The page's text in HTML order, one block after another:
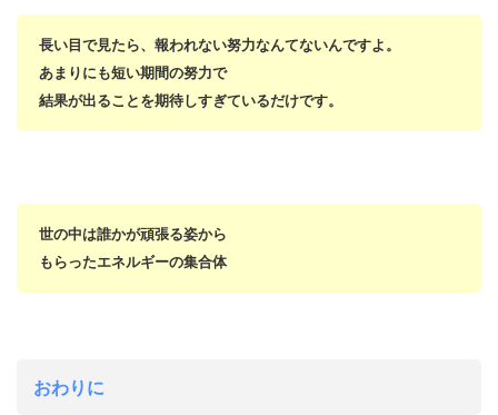
長い目で見たら、報われない努力なんてないんですよ。
あまりにも短い期間の努力で
結果が出ることを期待しすぎているだけです。
世の中は誰かが頑張る姿から
もらったエネルギーの集合体
おわりに